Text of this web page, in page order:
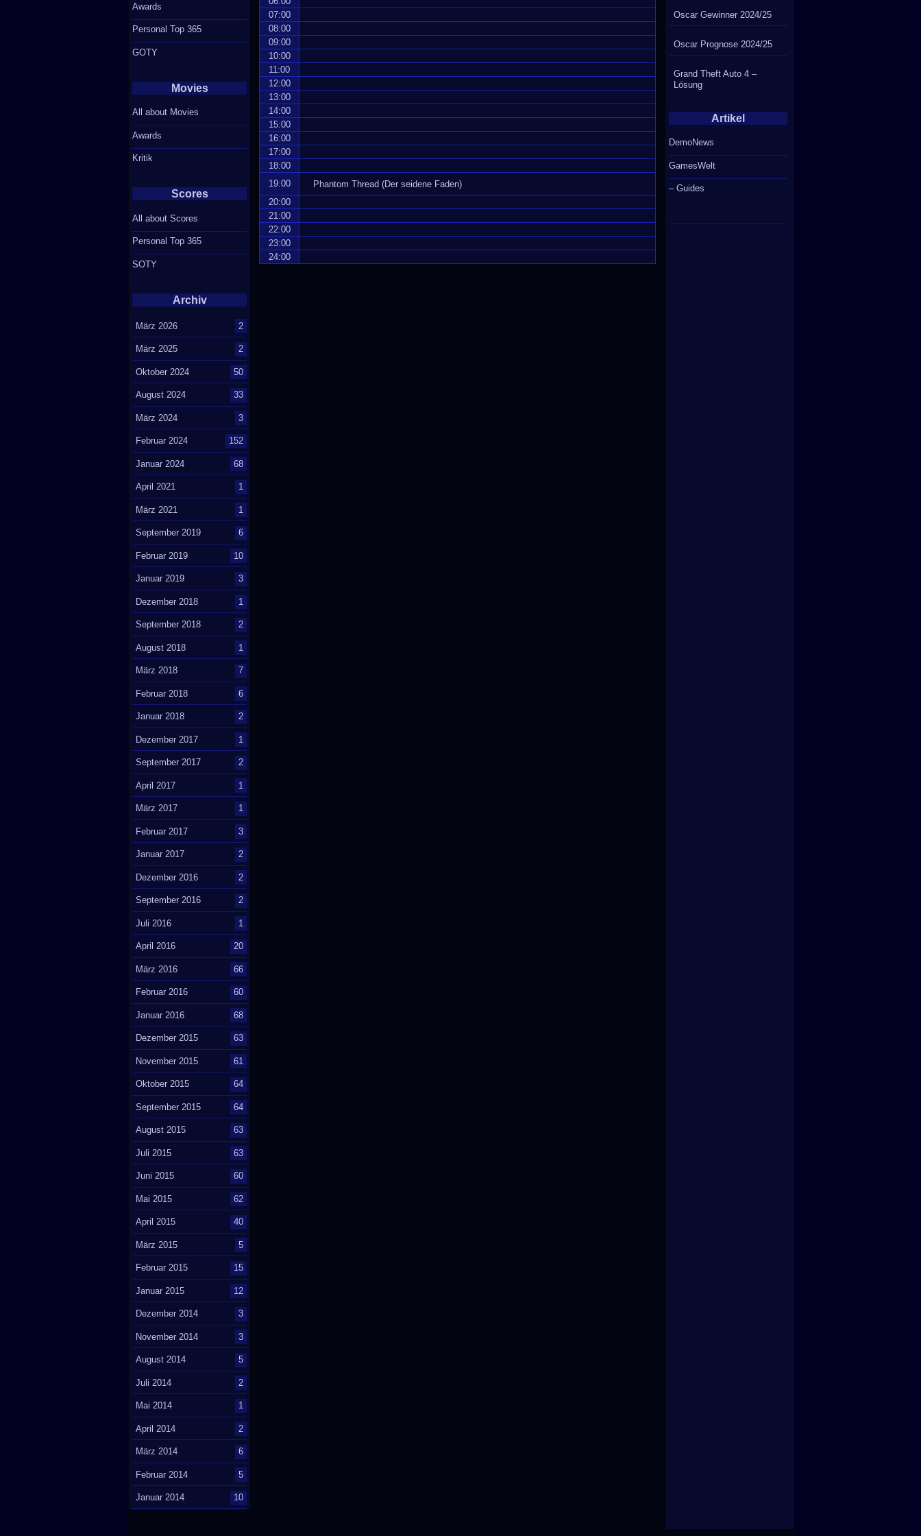
07:00
08:00
09:00
10:00
11:00
12:00
13:00
14:00
15:00
16:00
17:00
18:00
19:00
Phantom Thread (Der seidene Faden)
20:00
21:00
22:00
23:00
24:00
Oscar Gewinner 2024/25
Oscar Prognose 2024/25
Grand Theft Auto 4 –
Lösung
Artikel
DemoNews
GamesWelt
– Guides
Awards
Personal Top 365
GOTY
Movies
All about Movies
Awards
Kritik
Scores
All about Scores
Personal Top 365
SOTY
Archiv
März 2026 2
März 2025 2
Oktober 2024 50
August 2024 33
März 2024 3
Februar 2024 152
Januar 2024 68
April 2021 1
März 2021 1
September 2019 6
Februar 2019 10
Januar 2019 3
Dezember 2018 1
September 2018 2
August 2018 1
März 2018 7
Februar 2018 6
Januar 2018 2
Dezember 2017 1
September 2017 2
April 2017 1
März 2017 1
Februar 2017 3
Januar 2017 2
Dezember 2016 2
September 2016 2
Juli 2016 1
April 2016 20
März 2016 66
Februar 2016 60
Januar 2016 68
Dezember 2015 63
November 2015 61
Oktober 2015 64
September 2015 64
August 2015 63
Juli 2015 63
Juni 2015 60
Mai 2015 62
April 2015 40
März 2015 5
Februar 2015 15
Januar 2015 12
Dezember 2014 3
November 2014 3
August 2014 5
Juli 2014 2
Mai 2014 1
April 2014 2
März 2014 6
Februar 2014 5
Januar 2014 10